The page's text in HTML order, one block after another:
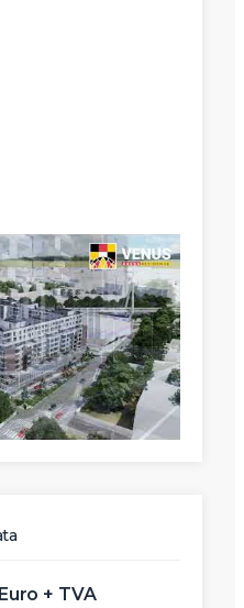
+ TVA
contactat